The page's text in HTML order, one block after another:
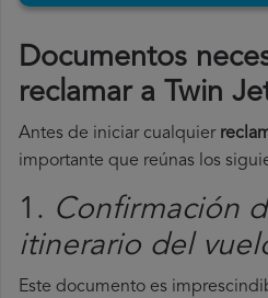
Documentos
reclamar a Twin
Antes de iniciar cualquier
importante que reúnas los
1. Confirmación
itinerario del
Este documento es